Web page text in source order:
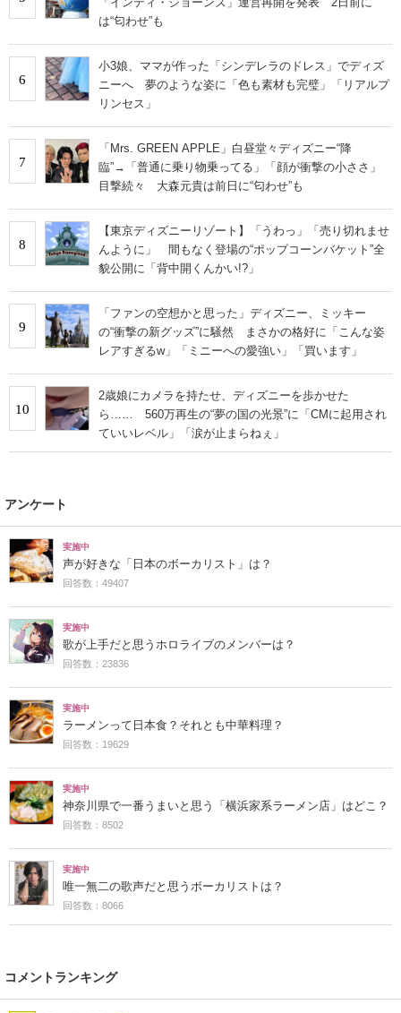
は“匂わせ”も
6
小3娘、ママが作った「シンデレラのドレス」でディズ
ニーへ 夢のような姿に「色も素材も完璧」「リアルプ
リンセス」
7
「Mrs. GREEN APPLE」白昼堂々ディズニー“降
臨”→「普通に乗り物乗ってる」「顔が衝撃の小ささ」
目撃続々 大森元貴は前日に“匂わせ”も
8
【東京ディズニーリゾート】「うわっ」「売り切れませ
んように」 間もなく登場の“ポップコーンバケット”全
貌公開に「背中開くんかい!?」
9
「ファンの空想かと思った」ディズニー、ミッキー
の“衝撃の新グッズ”に騒然 まさかの格好に「こんな姿
レアすぎるw」「ミニーへの愛強い」「買います」
10
2歳娘にカメラを持たせ、ディズニーを歩かせた
ら…… 560万再生の“夢の国の光景”に「CMに起用され
ていいレベル」「涙が止まらねぇ」
アンケート
実施中
声が好きな「日本のボーカリスト」は？
回答数：49407
実施中
歌が上手だと思うホロライブのメンバーは？
回答数：23836
実施中
ラーメンって日本食？それとも中華料理？
回答数：19629
実施中
神奈川県で一番うまいと思う「横浜家系ラーメン店」はどこ？
回答数：8502
実施中
唯一無二の歌声だと思うボーカリストは？
回答数：8066
コメントランキング